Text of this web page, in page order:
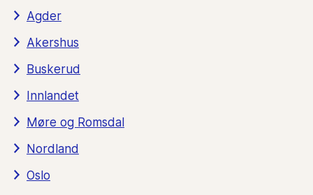
Agder
Akershus
Buskerud
Innlandet
Møre og Romsdal
Nordland
Oslo